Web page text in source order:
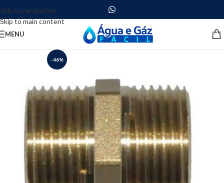
Skip to navigation
Skip to main content
MENU
-46%